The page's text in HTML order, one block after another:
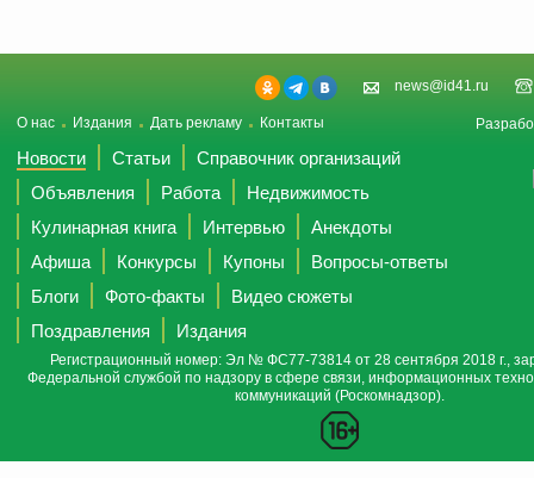
news@id41.ru
О нас Издания Дать рекламу Контакты
Новости Статьи
Справочник организаций
Объявления
Работа
Недвижимость
Кулинарная книга
Интервью
Анекдоты
Афиша
Конкурсы Купоны
Вопросы-ответы
Блоги
Фото-факты
Видео сюжеты
Поздравления
Издания
Регистрационный номер: Эл № ФС77-73814 от 28 сентября 2018 г.,
Федеральной службой по надзору в сфере связи, информационных
коммуникаций (Роскомнадзор).